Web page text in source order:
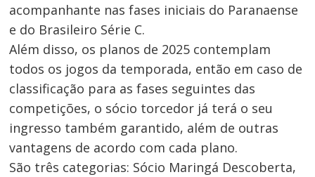
acompanhante nas fases iniciais do Paranaense
e do Brasileiro Série C.
Além disso, os planos de 2025 contemplam
todos os jogos da temporada, então em caso de
classificação para as fases seguintes das
competições, o sócio torcedor já terá o seu
ingresso também garantido, além de outras
vantagens de acordo com cada plano.
São três categorias: Sócio Maringá Descoberta,